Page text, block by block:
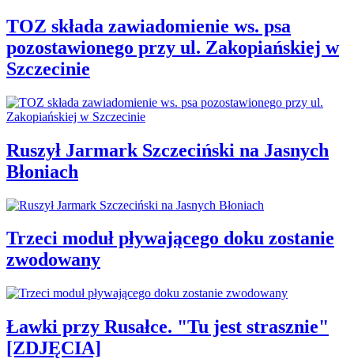
TOZ składa zawiadomienie ws. psa
pozostawionego przy ul. Zakopiańskiej w
Szczecinie
Ruszył Jarmark Szczeciński na Jasnych
Błoniach
Trzeci moduł pływającego doku zostanie
zwodowany
Ławki przy Rusałce. "Tu jest strasznie"
[ZDJĘCIA]